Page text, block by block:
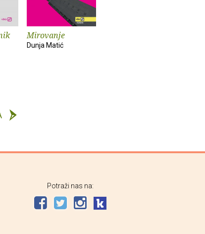
Mirovanje
Dunja Matić
Potraži nas na: